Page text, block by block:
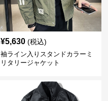
¥5,630 (税込)
袖ライン入りスタンドカラーミ
リタリージャケット